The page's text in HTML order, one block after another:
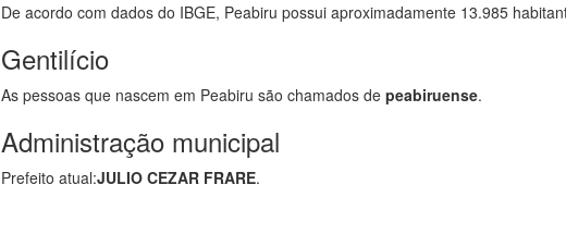
De acordo com dados do IBGE, Peabiru possui aproximadamente 13.985
Gentilício
As pessoas que nascem em Peabiru são chamados depeabiruense.
Administração municipal
Prefeito atual:JULIO CEZAR FRARE.